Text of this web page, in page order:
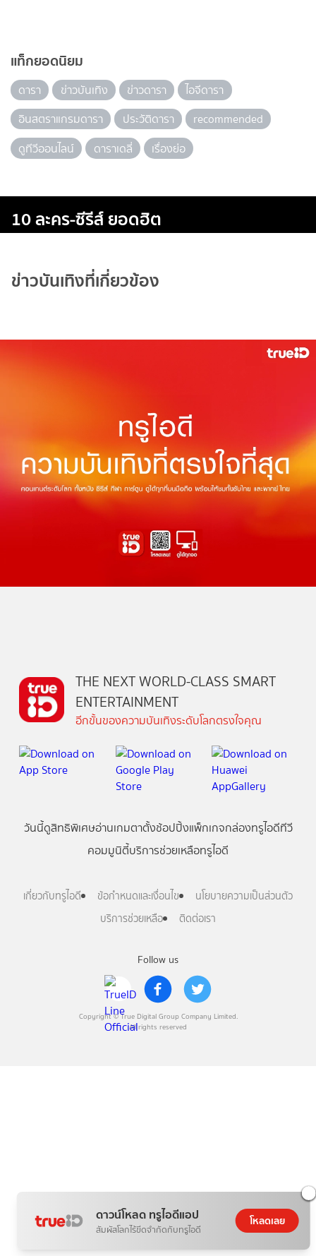
แท็กยอดนิยม
ดารา ข่าวบันเทิง ข่าวดารา
ไอจีดารา
อินสตราแกรมดารา
ประวัติดารา
recommended
ดูทีวีออนไลน์
ดาราเดลี่ เรื่องย่อ
10 ละคร-ซีรีส์ ยอดฮิต
ข่าวบันเทิงที่เกี่ยวข้อง
ดาวน์โหลด ทรูไอดีแอป
สัมผัสโลกไร้ขีดจำกัดกับทรูไอดี
โหลดเลย
Follow us
Copyright © True Digital Group Company Limited.
All rights reserved
THE NEXT WORLD-CLASS SMART
ENTERTAINMENT
อีกขั้นของความบันเทิงระดับโลกตรงใจคุณ
วันนี้ดูสิทธิพิเศษอ่านเกมตาตั้งช้อปปิ้งแพ็กเกจกล่องทรูไอดีทีวี
คอมมูนิตี้บริการช่วยเหลือทรูไอดี
เกี่ยวกับทรูไอดี ข้อกำหนดและเงื่อนไข
นโยบายความเป็นส่วนตัว
บริการช่วยเหลือ
ติดต่อเรา